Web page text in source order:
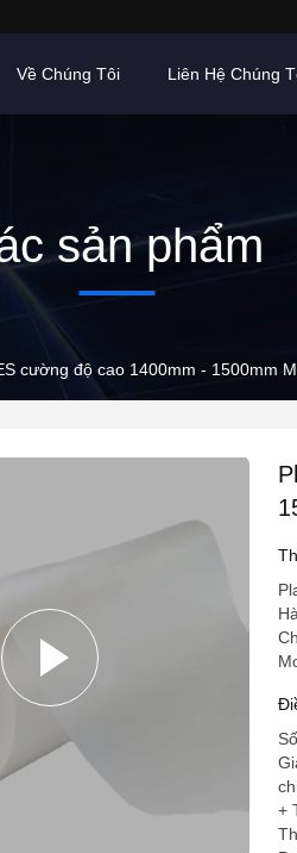
Về Chúng Tôi Liên Hệ Chúng
sản phẩm
cường độ cao 1400mm - 1500mm
+